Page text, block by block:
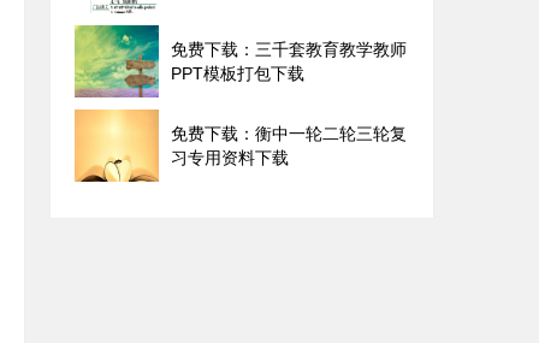
免费下载：三千套教育教学教师
PPT模板打包下载
免费下载：衡中一轮二轮三轮复
习专用资料下载